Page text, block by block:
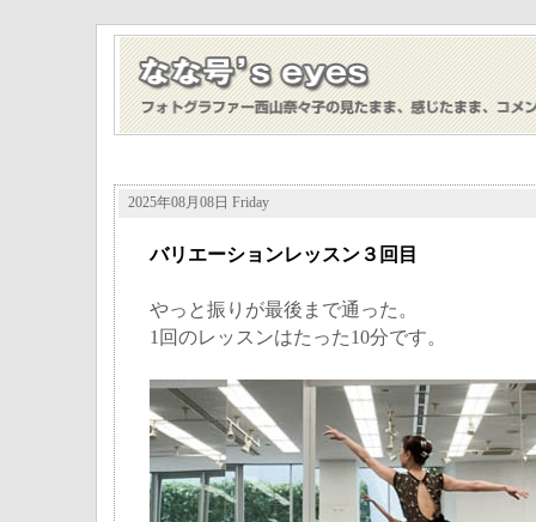
2025年08月08日 Friday
バリエーションレッスン３回目
やっと振りが最後まで通った。
1回のレッスンはたった10分です。